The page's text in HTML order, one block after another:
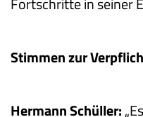
Stimmen zur
Hermann Schüller: